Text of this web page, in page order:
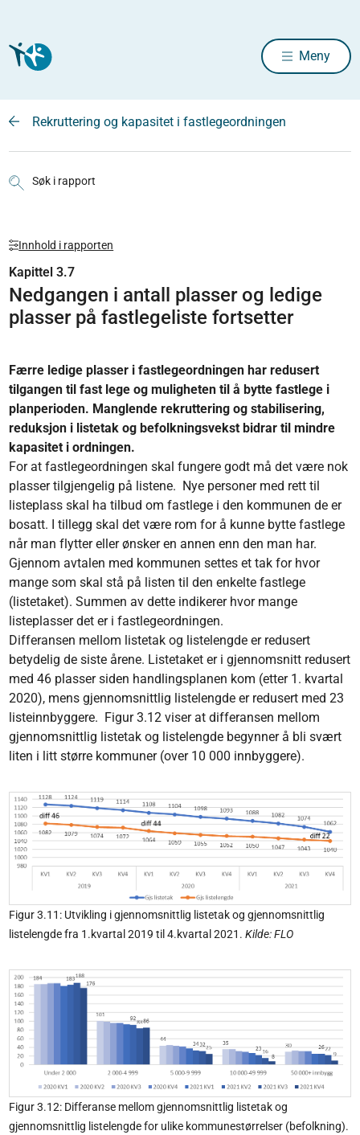
Meny
Rekruttering og kapasitet i fastlegeordningen
Søk i rapport
Innhold i rapporten
Kapittel 3.7
Nedgangen i antall plasser og ledige
plasser på fastlegeliste fortsetter
Færre ledige plasser i fastlegeordningen har redusert
tilgangen til fast lege og muligheten til å bytte fastlege i
planperioden. Manglende rekruttering og stabilisering,
reduksjon i listetak og befolkningsvekst bidrar til mindre
kapasitet i ordningen.
For at fastlegeordningen skal fungere godt må det være nok
plasser tilgjengelig på listene. Nye personer med rett til
listeplass skal ha tilbud om fastlege i den kommunen de er
bosatt. I tillegg skal det være rom for å kunne bytte fastlege
når man flytter eller ønsker en annen enn den man har.
Gjennom avtalen med kommunen settes et tak for hvor
mange som skal stå på listen til den enkelte fastlege
(listetaket). Summen av dette indikerer hvor mange
listeplasser det er i fastlegeordningen.
Differansen mellom listetak og listelengde er redusert
betydelig de siste årene. Listetaket er i gjennomsnitt redusert
med 46 plasser siden handlingsplanen kom (etter 1. kvartal
2020), mens gjennomsnittlig listelengde er redusert med 23
listeinnbyggere. Figur 3.12 viser at differansen mellom
gjennomsnittlig listetak og listelengde begynner å bli svært
liten i litt større kommuner (over 10 000 innbyggere).
Figur 3.11: Utvikling i gjennomsnittlig listetak og gjennomsnittlig
listelengde fra 1.kvartal 2019 til 4.kvartal 2021.Kilde: FLO
Figur 3.12: Differanse mellom gjennomsnittlig listetak og
gjennomsnittlig listelengde for ulike kommunestørrelser (befolkning).